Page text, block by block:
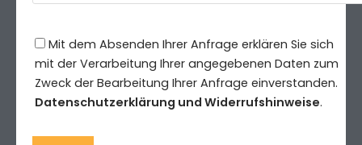
Mit dem Absenden Ihrer Anfrage erklären Sie sich
mit der Verarbeitung Ihrer angegebenen Daten zum
Zweck der Bearbeitung Ihrer Anfrage einverstanden.
Datenschutzerklärung und Widerrufshinweise.